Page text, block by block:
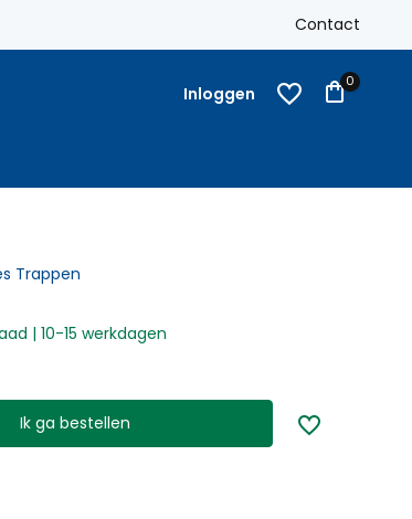
met factuur bestellen mogelijk
Contact
Inloggen
0
Trappen
| 10-15 werkdagen
Ik ga bestellen